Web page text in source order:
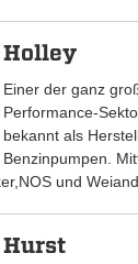
Holley
Einer der ganz
Performance-
bekannt als
Benzinpumpen.
und Weiand.
Hurst